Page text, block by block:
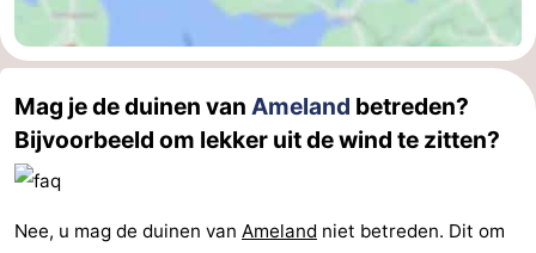
Mag je de duinen van Ameland betreden?
Bijvoorbeeld om lekker uit de wind te zitten?
Nee, u mag de duinen van Ameland niet betreden. Dit om